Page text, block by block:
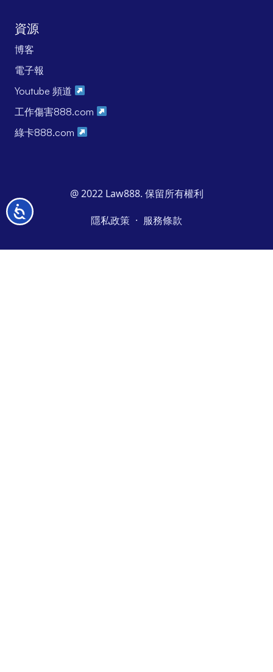
无
障
資源
博客
電子報
Youtube 頻道
工作傷害888.com
綠卡888.com
@ 2022 Law888. 保留所有權利
隱私政策 · 服務條款